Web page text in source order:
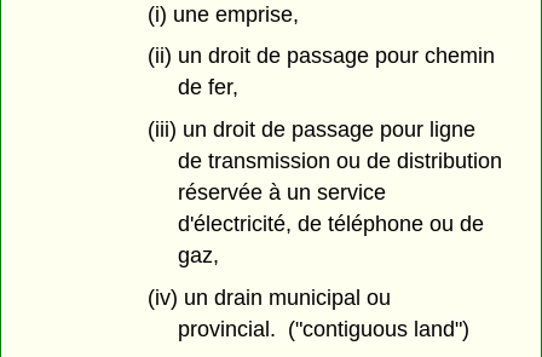
(i) une emprise,
(ii) un droit de passage pour chemin
de fer,
(iii) un droit de passage pour ligne
de transmission ou de distribution
réservée à un service
d'électricité, de téléphone ou de
gaz,
(iv) un drain municipal ou
provincial. ("contiguous land")